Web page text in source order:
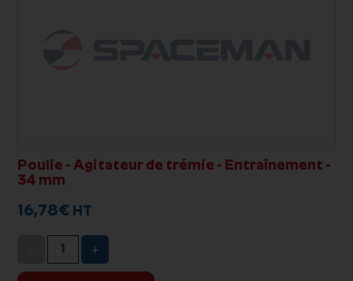
Poulie - Agitateur de trémie - Entraînement -
34 mm
16,78€ HT
+